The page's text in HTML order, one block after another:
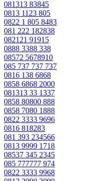
081313 83845
0813 1123 805
0822 1 805 8483
081 222 182838
082121 91915
0888 3388 338
08572 5678910
085 737 737 737
0816 138 6868
0858 6868 2000
081313 33 1337
0858 80800 888
0858 7080 1888
0822 3333 9696
0816 818283
081 393 234566
0813 9999 1718
08537 345 2345
085 777777 974
0822 3333 9968